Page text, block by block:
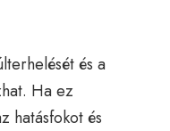
és a
Ha ez
hatásfokot és